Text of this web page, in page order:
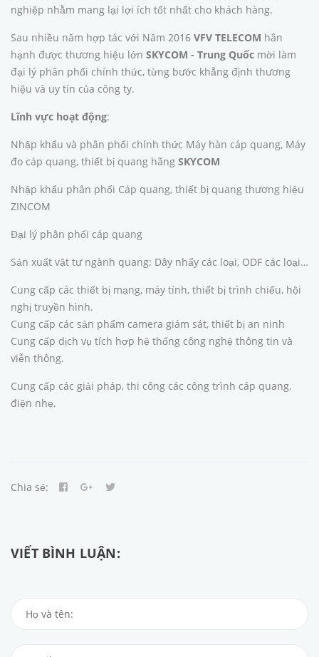
nghiệp nhằm mang lại lợi ích tốt nhất cho khách hàng.
Sau nhiều năm hợp tác với Năm 2016 VFV TELECOM hân
hạnh được thương hiệu lớn SKYCOM - Trung Quốc mời làm
đại lý phân phối chính thức, từng bước khẳng định thương
hiệu và uy tín của công ty.
Lĩnh vực hoạt động:
Nhập khẩu và phân phối chính thức Máy hàn cáp quang, Máy
đo cáp quang, thiết bị quang hãng SKYCOM
Nhập khẩu phân phối Cáp quang, thiết bị quang thương hiệu
ZINCOM
Đại lý phân phối cáp quang
Sản xuất vật tư ngành quang: Dây nhẩy các loại, ODF các loại…
Cung cấp các thiết bị mạng, máy tính, thiết bị trình chiếu, hội
nghị truyền hình.
Cung cấp các sản phẩm camera giám sát, thiết bị an ninh
Cung cấp dịch vụ tích hợp hệ thống công nghệ thông tin và
viễn thông.
Cung cấp các giải pháp, thi công các công trình cáp quang,
điện nhẹ.
Chia sẻ:
VIẾT BÌNH LUẬN: